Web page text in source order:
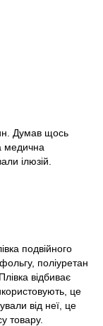
Думав щось
медична
ілюзій.
подвійного
поліуретан
відбиває
це
від неї, це
товару.